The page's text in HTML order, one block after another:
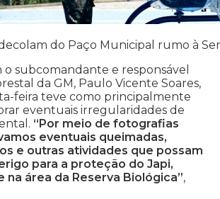
do Paço Municipal rumo à
o subcomandante e responsável
da GM, Paulo Vicente Soares,
feira teve como principalmente
eventuais irregularidades de
“Por meio de fotografias
eventuais queimadas,
e outras atividades que possam
para a proteção do Japi,
na área da Reserva Biológica”,